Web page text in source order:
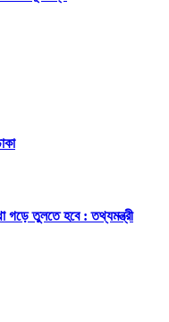
গড়ে তুলতে হবে : তথ্যমন্ত্রী